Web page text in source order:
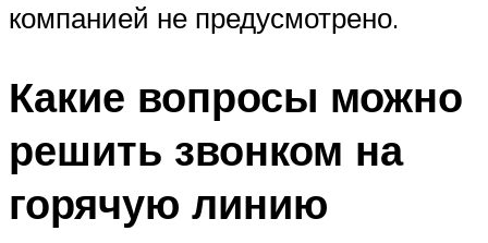
компанией не предусмотрено.
Какие вопросы можно
решить звонком на
горячую линию